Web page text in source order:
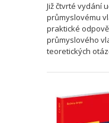
Již čtvrté vydání
průmyslovému
praktické
průmyslového
teoretických